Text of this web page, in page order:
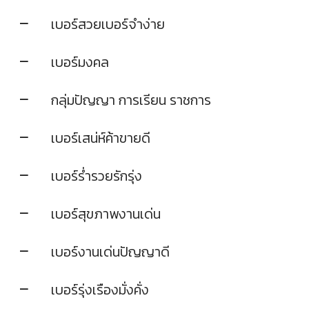
เบอร์สวยเบอร์จำง่าย
เบอร์มงคล
กลุ่มปัญญา การเรียน ราชการ
เบอร์เสน่ห์ค้าขายดี
เบอร์ร่ำรวยรักรุ่ง
เบอร์สุขภาพงานเด่น
เบอร์งานเด่นปัญญาดี
เบอร์รุ่งเรืองมั่งคั่ง